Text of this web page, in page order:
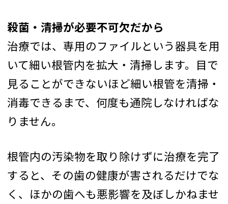
殺菌・清掃が必要不可欠だから
治療では、専用のファイルという器具を用
いて細い根管内を拡大・清掃します。目で
見ることができないほど細い根管を清掃・
消毒できるまで、何度も通院しなければな
りません。
根管内の汚染物を取り除けずに治療を完了
すると、その歯の健康が害されるだけでな
く、ほかの歯へも悪影響を及ぼしかねませ